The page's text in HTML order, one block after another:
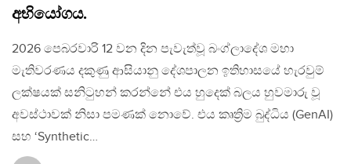
අභියෝගය.
2026 පෙබරවාරි 12 වන දින පැවැත්වූ බංග්ලාදේශ මහා
මැතිවරණය දකුණු ආසියානු දේශපාලන ඉතිහාසයේ හැරවුම්
ලක්ෂයක් සනිටුහන් කරන්නේ එය හුදෙක් බලය හුවමාරු වූ
අවස්ථාවක් නිසා පමණක් නොවේ. එය කෘත්‍රිම බුද්ධිය (GenAI)
සහ ‘Synthetic…